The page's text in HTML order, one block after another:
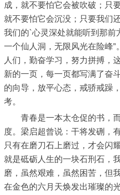
成，就不要怕它会被吹破；只
就不要怕它会沉没；只要我们
我们的`心灵深处就能听到那前
一个仙人洞，无限风光在险峰
人们，勤奋学习，努力拼搏，
新的一页，每一页都写满了奋
的向导，放平心态，戒骄戒躁
考。
青春是一本太仓促的书，而
度。梁启超曾说：干将发硎，
只有在磨刀石上磨过，才会闪
就是砥砺人生的一块石刑石，
磨，虽然艰难，虽然困苦，但
在金色的六月天焕发出璀璨的光